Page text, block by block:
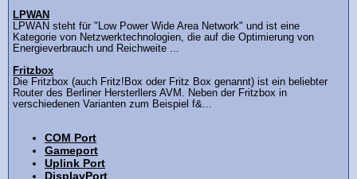
LPWAN
LPWAN steht für "Low Power Wide Area Network" und ist eine
Kategorie von Netzwerktechnologien, die auf die Optimierung von
Energieverbrauch und Reichweite ...
Fritzbox
Die Fritzbox (auch Fritz!Box oder Fritz Box genannt) ist ein beliebter
Router des Berliner Hersterllers AVM. Neben der Fritzbox in
verschiedenen Varianten zum Beispiel f&...
COM Port
Gameport
Uplink Port
DisplayPort